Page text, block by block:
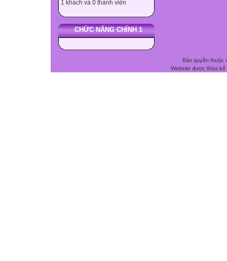
1 khách và 0 thành viên
CHỨC NĂNG CHÍNH 1
Bản quyền thuộc
Website được thừa